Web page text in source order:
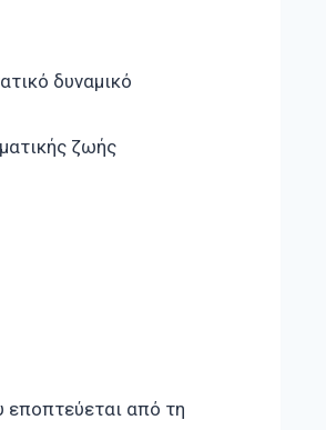
δυναμικό
ζωής
εποπτεύεται από τη